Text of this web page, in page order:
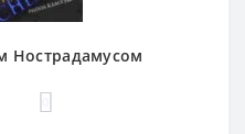
Нострадамусом